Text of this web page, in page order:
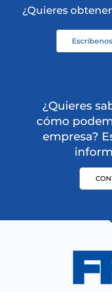
¿Quieres
¿Quieres
cómo
empresa?